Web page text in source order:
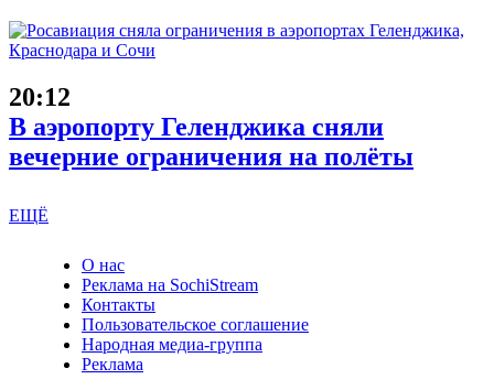
20:12
В аэропорту Геленджика сняли
вечерние ограничения на полёты
ЕЩЁ
О нас
Реклама на SochiStream
Контакты
Пользовательское соглашение
Народная медиа-группа
Реклама